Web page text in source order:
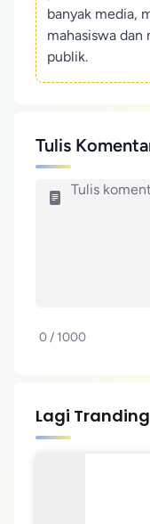
banyak media,
mahasiswa dan
publik.
Tulis
0 / 1000
Lagi Tranding